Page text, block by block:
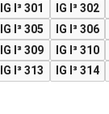
IG I³ 301 IG I³ 302
IG I³ 305 IG I³ 306
IG I³ 309 IG I³ 310
IG I³ 313 IG I³ 314